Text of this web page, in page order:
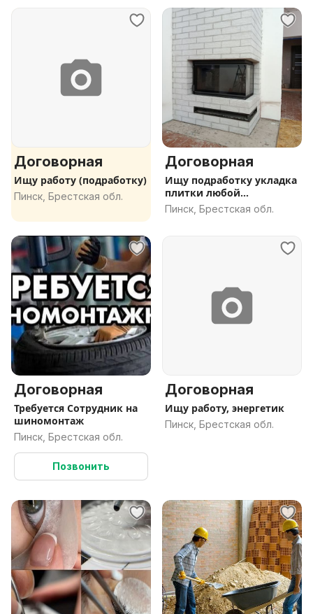
Договорная
Ищу работу (подработку)
Пинск, Брестская обл.
Договорная
Ищу подработку укладка
плитки любой
сложности, отд
Пинск, Брестская обл.
Договорная
Требуется Сотрудник на
шиномонтаж
Пинск, Брестская обл.
Позвонить
Договорная
Ищу работу, энергетик
Пинск, Брестская обл.